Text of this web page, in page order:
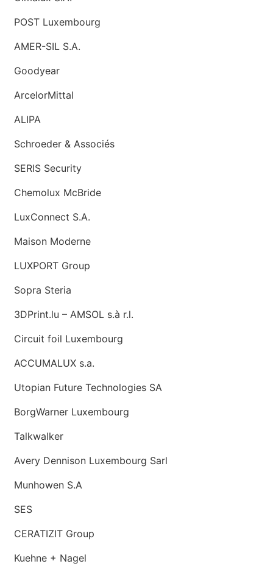
POST Luxembourg
AMER-SIL S.A.
Goodyear
ArcelorMittal
ALIPA
Schroeder & Associés
SERIS Security
Chemolux McBride
LuxConnect S.A.
Maison Moderne
LUXPORT Group
Sopra Steria
3DPrint.lu – AMSOL s.à r.l.
Circuit foil Luxembourg
ACCUMALUX s.a.
Utopian Future Technologies SA
BorgWarner Luxembourg
Talkwalker
Avery Dennison Luxembourg Sarl
Munhowen S.A
SES
CERATIZIT Group
Kuehne + Nagel